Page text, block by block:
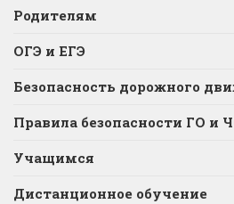
Родителям
ОГЭ и ЕГЭ
Безопасность дорожного
Правила безопасности ГО и
Учащимся
Дистанционное обучение